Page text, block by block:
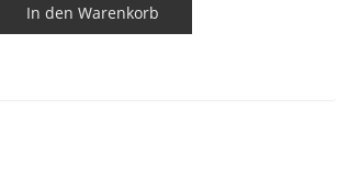
In den Warenkorb